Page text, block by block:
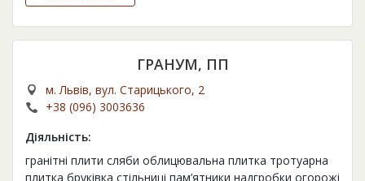
ГРАНУМ, ПП
м. Львів, вул. Старицького, 2
+38 (096) 3003636
Діяльність:
гранітні плити сляби облицювальна плитка тротуарна
плитка бруківка стільниці пам’ятники надгробки огорожі